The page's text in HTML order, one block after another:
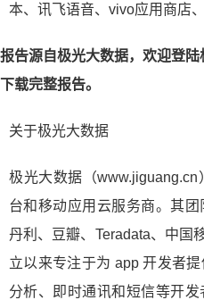
本、讯飞语音、vivo应用商店
报告源自极光大数据，欢迎登
下载完整报告。
关于极光大数据
极光大数据（
台和移动应用云服务商。其
丹利、豆瓣、Teradata、中国
立以来专注于为 app 开发者
分析、即时通讯和短信等开